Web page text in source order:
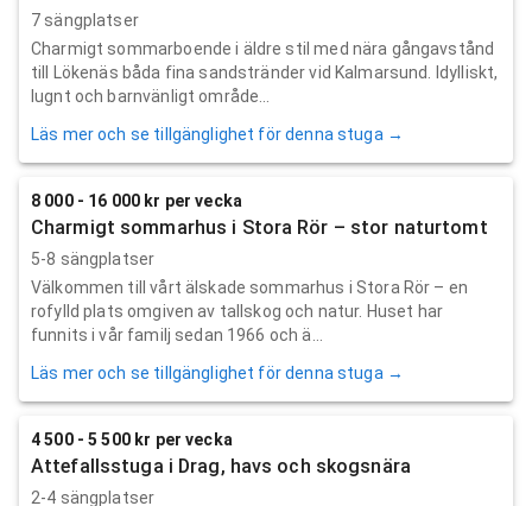
7 sängplatser
Charmigt sommarboende i äldre stil med nära gångavstånd
till Lökenäs båda fina sandstränder vid Kalmarsund. Idylliskt,
lugnt och barnvänligt område...
Läs mer och se tillgänglighet för denna stuga →
8 000 - 16 000 kr per vecka
Charmigt sommarhus i Stora Rör – stor naturtomt
5-8 sängplatser
Välkommen till vårt älskade sommarhus i Stora Rör – en
rofylld plats omgiven av tallskog och natur. Huset har
funnits i vår familj sedan 1966 och ä...
Läs mer och se tillgänglighet för denna stuga →
4 500 - 5 500 kr per vecka
Attefallsstuga i Drag, havs och skogsnära
2-4 sängplatser